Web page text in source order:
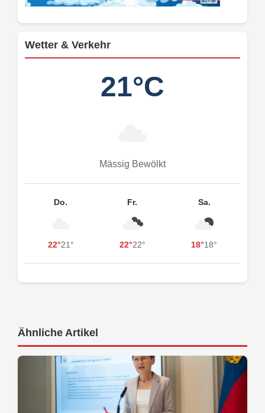
Wetter & Verkehr
21°C
Mässig Bewölkt
Do.
22°21°
Fr.
22°22°
Sa.
18°18°
Ähnliche Artikel